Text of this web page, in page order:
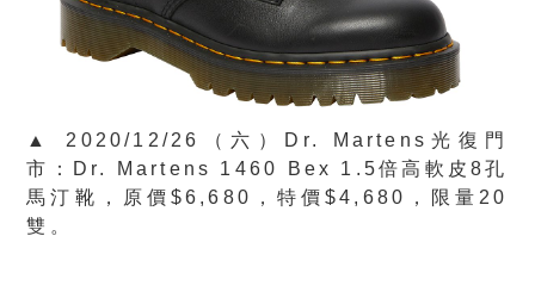
▲ 2020/12/26（六）Dr. Martens光復門
市：Dr. Martens 1460 Bex 1.5倍高軟皮8孔
馬汀靴，原價$6,680，特價$4,680，限量20
雙。